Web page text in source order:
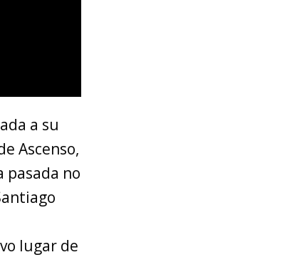
a su
Ascenso,
pasada no
lugar de